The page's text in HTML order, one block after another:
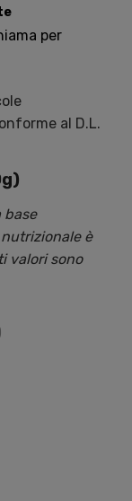
per
al D.L.
base
è
valori sono